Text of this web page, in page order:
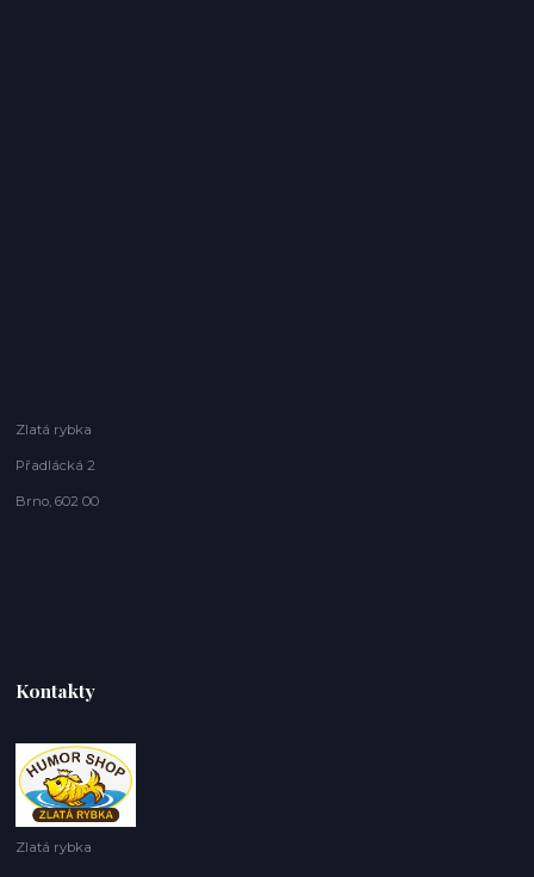
Zlatá rybka
Přadlácká 2
Brno, 602 00
Kontakty
Zlatá rybka